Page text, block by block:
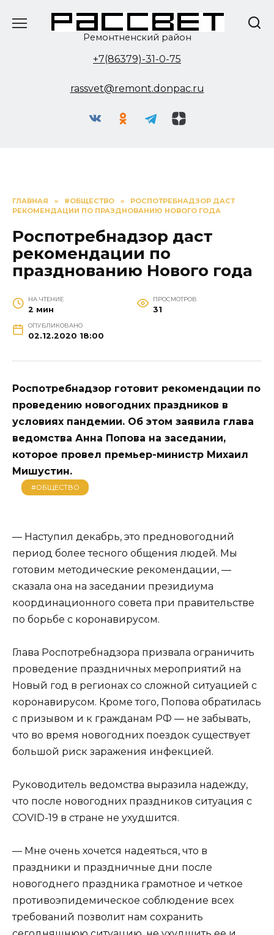
Ремонтненский район
+7(86379)-31-0-75
rassvet@remont.donpac.ru
ГЛАВНАЯ » #ОБЩЕСТВО »
РОСПОТРЕБНАДЗОР ДАСТ
РЕКОМЕНДАЦИИ ПО ПРАЗДНОВАНИЮ НОВОГО ГОДА
Роспотребнадзор даст
рекомендации по
празднованию Нового года
НА ЧТЕНИЕ
2 мин
ПРОСМОТРОВ
31
ОПУБЛИКОВАНО
02.12.2020 18:00
Роспотребнадзор готовит рекомендации по
проведению новогодних праздников в
условиях пандемии. Об этом заявила глава
ведомства Анна Попова на заседании,
которое провел премьер-министр Михаил
Мишустин.
#ОБЩЕСТВО
— Наступил декабрь, это предновогодний
период более тесного общения людей. Мы
готовим методические рекомендации, —
сказала она на заседании президиума
координационного совета при правительстве
по борьбе с коронавирусом.
Глава Роспотребнадзора призвала ограничить
проведение праздничных мероприятий на
Новый год в регионах со сложной ситуацией с
коронавирусом. Кроме того, Попова обратилась
с призывом и к гражданам РФ — не забывать,
что во время новогодних поездок существует
большой риск заражения инфекцией.
Руководитель ведомства выразила надежду,
что после новогодних праздников ситуация с
COVID-19 в стране не ухудшится.
— Мне очень хочется надеяться, что в
праздники и праздничные дни после
новогоднего праздника грамотное и четкое
противоэпидемическое соблюдение всех
требований позволит нам сохранить